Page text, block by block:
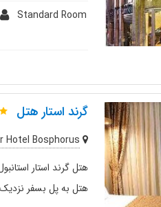
Standard Room
گرند استار هتل
Hotel Bosphorus
هتل گرند استار
هتل به پل بسفر